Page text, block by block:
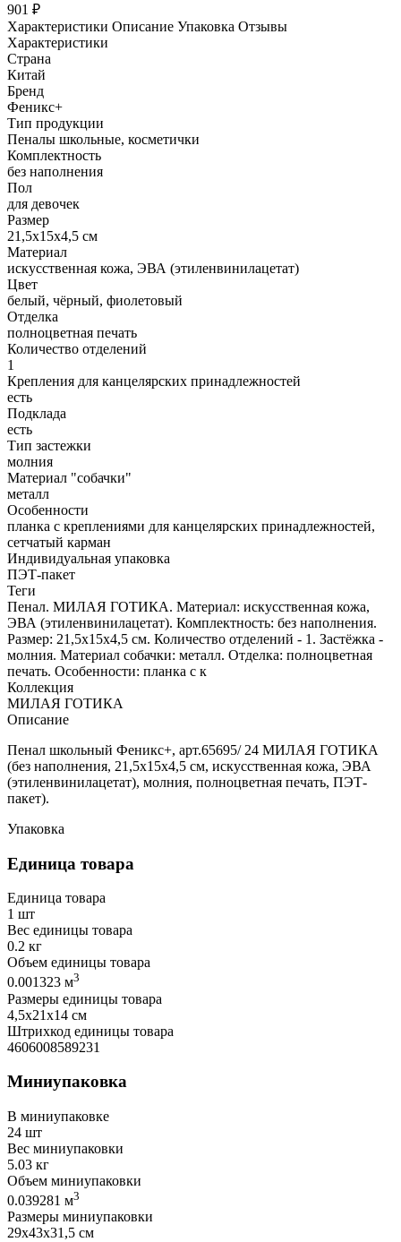
901 ₽
Характеристики Описание Упаковка Отзывы
Характеристики
Страна
Китай
Бренд
Феникс+
Тип продукции
Пеналы школьные, косметички
Комплектность
без наполнения
Пол
для девочек
Размер
21,5х15х4,5 см
Материал
искусственная кожа, ЭВА (этиленвинилацетат)
Цвет
белый, чёрный, фиолетовый
Отделка
полноцветная печать
Количество отделений
1
Крепления для канцелярских принадлежностей
есть
Подклада
есть
Тип застежки
молния
Материал "собачки"
металл
Особенности
планка с креплениями для канцелярских принадлежностей,
сетчатый карман
Индивидуальная упаковка
ПЭТ-пакет
Теги
Пенал. МИЛАЯ ГОТИКА. Материал: искусственная кожа,
ЭВА (этиленвинилацетат). Комплектность: без наполнения.
Размер: 21,5х15х4,5 см. Количество отделений - 1. Застёжка -
молния. Материал собачки: металл. Отделка: полноцветная
печать. Особенности: планка с к
Коллекция
МИЛАЯ ГОТИКА
Описание
Пенал школьный Феникс+, арт.65695/ 24 МИЛАЯ ГОТИКА
(без наполнения, 21,5х15х4,5 см, искусственная кожа, ЭВА
(этиленвинилацетат), молния, полноцветная печать, ПЭТ-
пакет).
Упаковка
Единица товара
Единица товара
1 шт
Вес единицы товара
0.2 кг
Объем единицы товара
0.001323 м3
Размеры единицы товара
4,5х21х14 см
Штрихкод единицы товара
4606008589231
Миниупаковка
В миниупаковке
24 шт
Вес миниупаковки
5.03 кг
Объем миниупаковки
0.039281 м3
Размеры миниупаковки
29х43х31,5 см